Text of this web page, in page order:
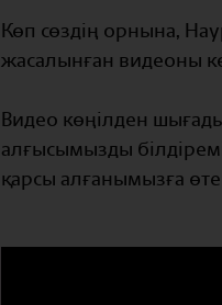
Көп сөздің орнына,
жасалынған видеоны
Видео көңілден
алғысымызды
қарсы алғанымызға